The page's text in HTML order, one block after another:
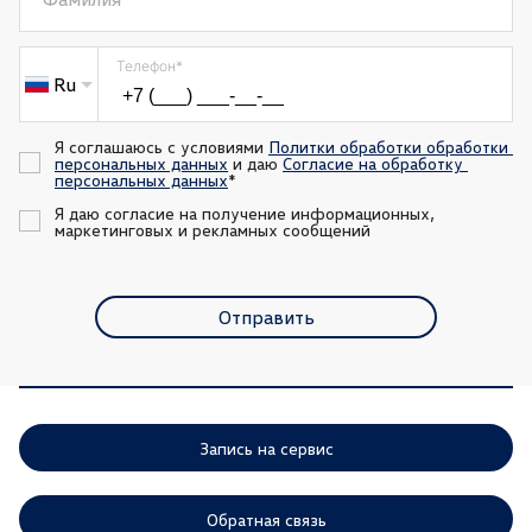
Ru
Телефон*
Я соглашаюсь с условиями Политки обработки обработки
персональных данных и даю Согласие на обработку
персональных данных*
Я даю согласие на получение информационных,
маркетинговых и рекламных сообщений
Отправить
Запись на сервис
Обратная связь